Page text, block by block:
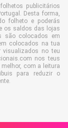
publicitários
Desta forma,
folheto e poderás
os saldos das lojas
são colocados em
colocados na tua
visualizados no teu
nos teus
com a leitura
para reduzir o